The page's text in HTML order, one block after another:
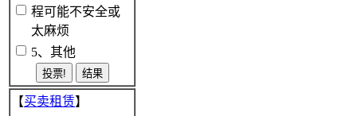
程可能不安全或
太麻烦
5、其他
【买卖租赁】